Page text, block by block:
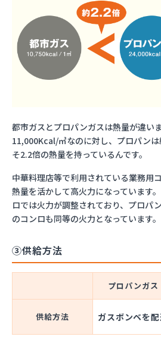
都市ガスとプロパンガスは熱量が違い
11,000Kcal/㎥なのに対し、プロパン
そ2.2倍の熱量を持っているんです。
中華料理店等で利用されている業務用
熱量を活かして高火力になっています
ロでは火力が調整されており、プロパ
のコンロも同等の火力となっています。
③供給方法
プロパンガス
供給方法 ガスボンベを